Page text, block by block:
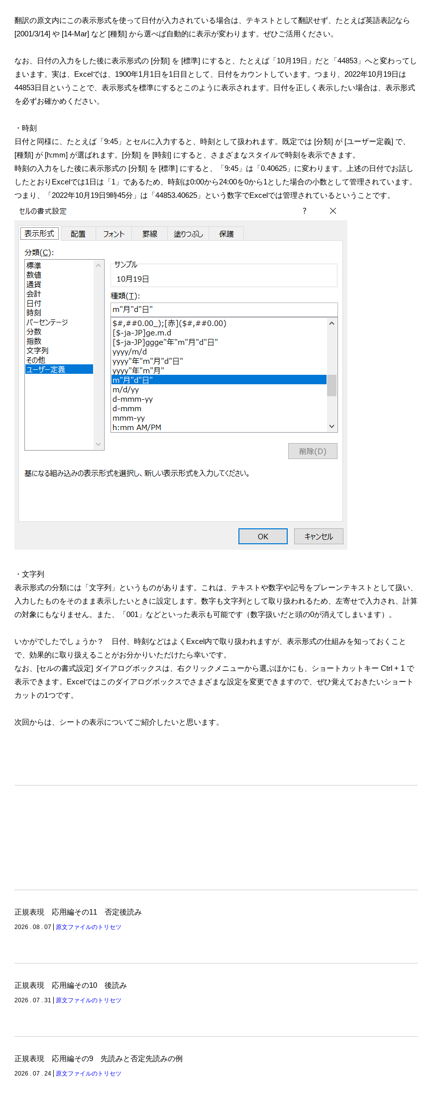
翻訳の原文内にこの表示形式を使って日付が入力されている場合は、テキストとして翻訳せず、たとえば英語表記なら
[2001/3/14] や [14-Mar] など [種類] から選べば自動的に表示が変わります。ぜひご活用ください。
なお、日付の入力をした後に表示形式の [分類] を [標準] にすると、たとえば「10月19日」だと「44853」へと変わってし
まいます。実は、Excelでは、1900年1月1日を1日目として、日付をカウントしています。つまり、2022年10月19日は
44853日目ということで、表示形式を標準にするとこのように表示されます。日付を正しく表示したい場合は、表示形式
を必ずお確かめください。
・時刻
日付と同様に、たとえば「9:45」とセルに入力すると、時刻として扱われます。既定では [分類] が [ユーザー定義] で、
[種類] が [h:mm] が選ばれます。[分類] を [時刻] にすると、さまざまなスタイルで時刻を表示できます。
時刻の入力をした後に表示形式の [分類] を [標準] にすると、「9:45」は「0.40625」に変わります。上述の日付でお話し
したとおりExcelでは1日は「1」であるため、時刻は0:00から24:00を0から1とした場合の小数として管理されています。
つまり、「2022年10月19日9時45分」は「44853.40625」という数字でExcelでは管理されているということです。
・文字列
表示形式の分類には「文字列」というものがあります。これは、テキストや数字や記号をプレーンテキストとして扱い、
入力したものをそのまま表示したいときに設定します。数字も文字列として取り扱われるため、左寄せで入力され、計算
の対象にもなりません。また、「001」などといった表示も可能です（数字扱いだと頭の0が消えてしまいます）。
いかがでしたでしょうか？ 日付、時刻などはよくExcel内で取り扱われますが、表示形式の仕組みを知っておくこと
で、効果的に取り扱えることがお分かりいただけたら幸いです。
なお、[セルの書式設定] ダイアログボックスは、右クリックメニューから選ぶほかにも、ショートカットキー Ctrl + 1 で
表示できます。Excelではこのダイアログボックスでさまざまな設定を変更できますので、ぜひ覚えておきたいショート
カットの1つです。
次回からは、シートの表示についてご紹介したいと思います。
正規表現 応用編その11 否定後読み
2026 . 08 . 07 原文ファイルのトリセツ
正規表現 応用編その10 後読み
2026 . 07 . 31 原文ファイルのトリセツ
正規表現 応用編その9 先読みと否定先読みの例
2026 . 07 . 24 原文ファイルのトリセツ